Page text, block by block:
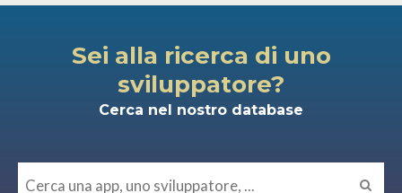
Sei alla ricerca di uno
sviluppatore?
Cerca nel nostro database